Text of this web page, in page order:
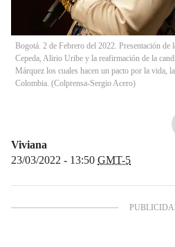
Bogotá. 2 de Febrero del 2022. Presentación de
Cepeda, Alirio Uribe y la reafirmación de la
Márquez los cuales hacen un pacto por la vida,
Colombia. (Colprensa-Sergio Acero)
Viviana
23/03/2022 - 13:50 GMT-5